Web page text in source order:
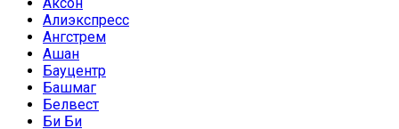
Алиэкспресс
Ангстрем
Ашан
Бауцентр
Башмаг
Белвест
Би Би